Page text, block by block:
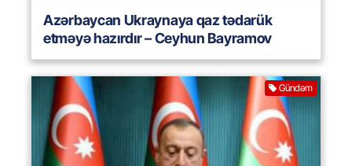
Azərbaycan Ukraynaya qaz tədarük
etməyə hazırdır – Ceyhun Bayramov
Gündəm